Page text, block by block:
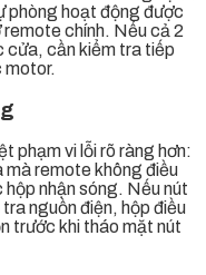
phòng hoạt động được
chính. Nếu cả 2
cửa, cần kiểm tra tiếp
motor.
phạm vi lỗi rõ ràng hơn:
mà remote không điều
nhận sóng. Nếu nút
nguồn điện, hộp điều
trước khi tháo mặt nút